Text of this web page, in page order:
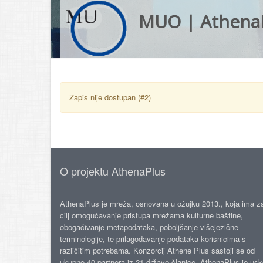
MUO |
Zapis nije dostupan (#2)
O projektu AthenaPlus
AthenaPlus je mreža, osnovana u ožujku 2013., koja ima
cilj omogućavanje pristupa mrežama kulturne baštine,
obogaćivanje metapodataka, poboljšanje višejezične
terminologije, te prilagođavanje podataka korisnicima s
različitim potrebama. Konzorcij Athene Plus sastoji se od